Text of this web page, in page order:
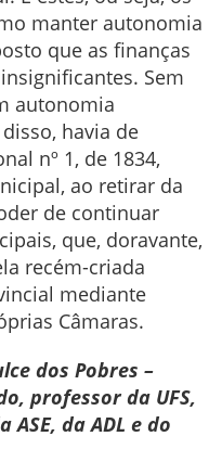
manter autonomia
que as finanças
Sem
autonomia
havia de
nº 1, de 1834,
ao retirar da
de continuar
que, doravante,
recém-criada
mediante
Câmaras.
dos Pobres –
professor da UFS,
ASE, da ADL e do